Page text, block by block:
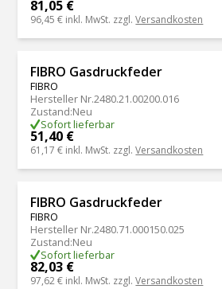
81,05 €
96,45 € inkl. MwSt. zzgl.Versandkosten
FIBRO Gasdruckfeder
FIBRO
Hersteller Nr.2480.21.00200.016
Zustand:Neu
Sofort lieferbar
51,40 €
61,17 € inkl. MwSt. zzgl.Versandkosten
FIBRO Gasdruckfeder
FIBRO
Hersteller Nr.2480.71.000150.025
Zustand:Neu
Sofort lieferbar
82,03 €
97,62 € inkl. MwSt. zzgl.Versandkosten